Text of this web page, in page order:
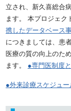
立され、新久喜総合
ます。
本プロジェク
携したデータベース
につきましては、患
医療の質の向上のた
ます。
●専門医制度
●外来診療スケジュー